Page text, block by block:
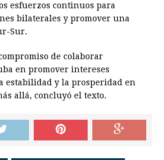
esfuerzos continuos para
bilaterales y promover una
Sur.
de colaborar
en promover intereses
estabilidad y la prosperidad en
allá, concluyó el texto.